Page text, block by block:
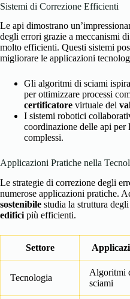
Sistemi di Correzione Efficienti
Le api dimostrano
degli errori grazie a meccanismi
molto efficienti. Questi sistemi
migliorare le applicazioni
Gli algoritmi di sciami
per ottimizzare processi
certificatore virtuale del
I sistemi robotici
coordinazione delle api per
complessi.
Applicazioni Pratiche nella
Le strategie di correzione degli
numerose applicazioni pratiche.
sostenibile studia la struttura
edifici più efficienti.
Settore
Tecnologia
Algoritmi
sciami